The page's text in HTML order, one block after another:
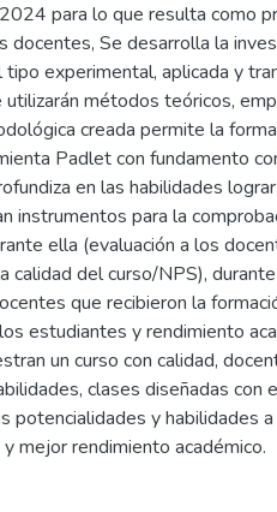
para lo que resulta como
docentes, Se desarrolla la
experimental, aplicada y
utilizarán métodos teóricos,
creada permite la
Padlet con fundamento
en las habilidades
instrumentos para la
ella (evaluación a los
calidad del curso/NPS),
que recibieron la
estudiantes y rendimiento
un curso con calidad,
clases diseñadas con
potencialidades y habilidades
mejor rendimiento académico.